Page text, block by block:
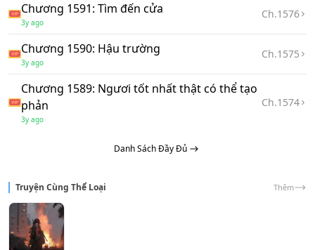
Chương 1591: Tìm đến cửa
3y ago
Ch.1576
Chương 1590: Hậu trường
3y ago
Ch.1575
Chương 1589: Ngươi tốt nhất thật có thể tạo
phản
3y ago
Ch.1574
Danh Sách Đầy Đủ
Truyện Cùng Thể Loại Thêm